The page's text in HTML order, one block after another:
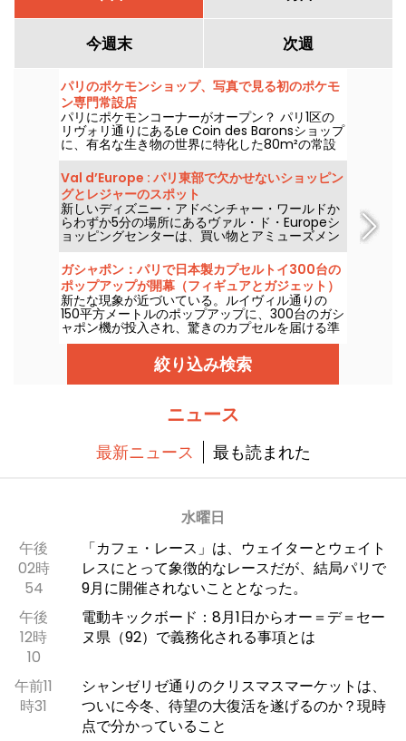
今週末 次週
パリのポケモンショップ、写真で見る初のポケモ
ン専門常設店
パリにポケモンコーナーがオープン？ パリ1区の
リヴォリ通りにあるLe Coin des Baronsショップ
に、有名な生き物の世界に特化した80m²の常設
スペースがオープンした。2025年3月28日から、
このユニークなコーナーがコレクターと愛好家を
待っている。
Val d’Europe : パリ東部で欠かせないショッピン
グとレジャーのスポット
新しいディズニー・アドベンチャー・ワールドか
らわずか5分の場所にあるヴァル・ド・Europeシ
ョッピングセンターは、買い物とアミューズメン
ト、そして家族でのお出かけを一日で満喫でき
る“確実な選択肢”として存在感を放ちます。190の
店舗とレストランを擁し、体験に特化した新設の
室内エリアImagi Park（13,000㎡）をはじめ、
Sea Life Paris水族館も揃い、すべてのニーズを満
たしてくれます。パリから車で1時間未満の距離で
す。
ガシャポン：パリで日本製カプセルトイ300台の
ポップアップが開幕（フィギュアとガジェット）
新たな現象が近づいている。ルイヴィル通りの
150平方メートルのポップアップに、300台のガシ
ャポン機が投入され、驚きのカプセルを届ける準
備が整った。約3,000点のラインアップ—マンガ
のフィギュアやミニガジェット、ポップカルチャ
ーのアイテムがコレクターの手を待つ。2026年4
月4日（土）からの開催だ！
絞り込み検索
ニュース
最新ニュース 最も読まれた
水曜日
午後
02時
54
「カフェ・レース」は、ウェイターとウェイト
レスにとって象徴的なレースだが、結局パリで
9月に開催されないこととなった。
午後
12時
10
電動キックボード：8月1日からオー＝デ＝セー
ヌ県（92）で義務化される事項とは
午前11
時31
シャンゼリゼ通りのクリスマスマーケットは、
ついに今冬、待望の大復活を遂げるのか？現時
点で分かっていること